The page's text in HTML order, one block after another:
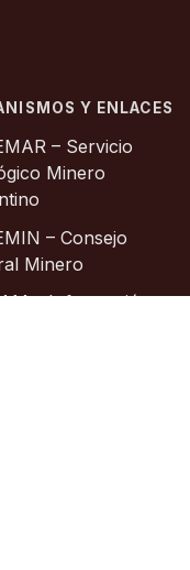
Y ENLACES
– Servicio
Minero
– Consejo
Minero
– Información